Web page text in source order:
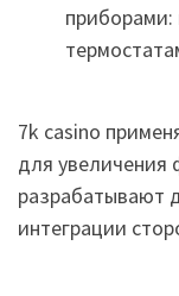
7k casino
для увеличения
разрабатывают
интеграции